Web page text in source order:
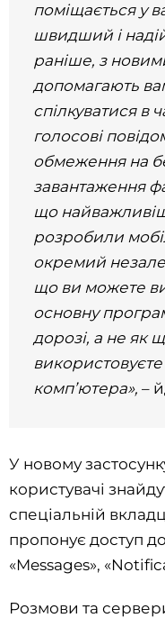
поміщається у
швидший і
раніше, з
допомагають
спілкуватися в
голосові
обмеження на
завантаження
що
розробили
окремий
що ви можете
основну
дорозі, а не як
комп’ютера», –
У новому
користувачі
спеціальній
пропонує доступ
«Messages»,
Розмови та